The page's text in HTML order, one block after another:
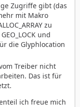
Zugriffe gibt (das
mit Makro
zu
und
die Glyphlocation
Treiber nicht
Das ist für
ich freue mich